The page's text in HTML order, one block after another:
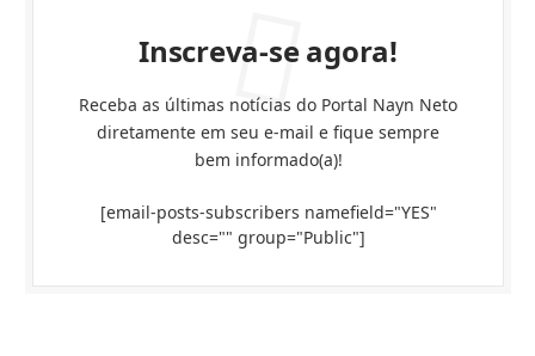
Inscreva-se agora!
Receba as últimas notícias do Portal Nayn Neto
diretamente em seu e-mail e fique sempre
bem informado(a)!
[email-posts-subscribers namefield="YES"
desc="" group="Public"]